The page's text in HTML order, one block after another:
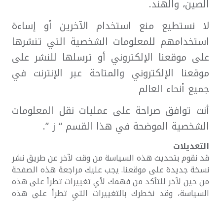
الصين، والهند.
لا نستطيع منع استخدام الآخرين أو إساءة
استخدامهم للمعلومات الشخصية التي تنشرها
على موقعنا الإلكتروني أو ترسلها للنشر على
موقعنا الإلكتروني والمتاحة عبر الإنترنت في
جميع أنحاء العالم
أنت توافق صراحة على عمليات نقل المعلومات
الشخصية الموضحة في هذا القسم “ ز ”.
التعديلات
قد نقوم بتحديث هذه السياسة من وقت لآخر عن طريق نشر
نسخة جديدة على موقعنا. يجب عليك مراجعة هذه الصفحة
من حين لآخر للتأكد من فهمك لأي تغييرات تطرأ على هذه
السياسة، وقد نخطرك بالتغييرات التي تطرأ على هذه